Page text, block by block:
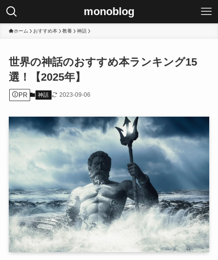
monoblog
ホーム おすすめ本 教養 神話
世界の神話のおすすめ本ランキング15
選！【2025年】
PR 神話 2023-09-06